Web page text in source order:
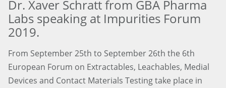
Dr. Xaver Schratt from GBA Pharma
Labs speaking at Impurities Forum
2019.
From September 25th to September 26th the 6th
European Forum on Extractables, Leachables, Medial
Devices and Contact Materials Testing take place in